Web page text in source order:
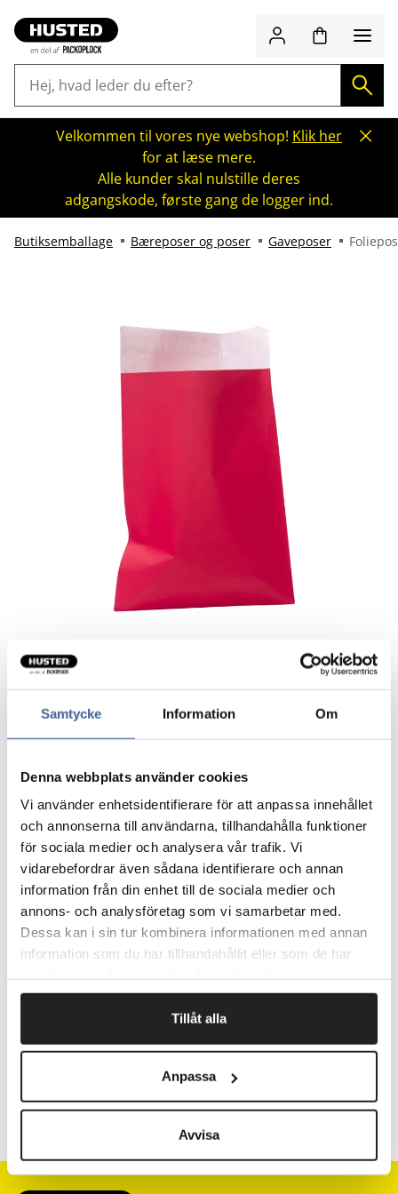
Samtycke Information Om
Denna webbplats använder cookies
Vi använder enhetsidentifierare för att anpassa innehållet
och annonserna till användarna, tillhandahålla funktioner
för sociala medier och analysera vår trafik. Vi
vidarebefordrar även sådana identifierare och annan
information från din enhet till de sociala medier och
annons- och analysföretag som vi samarbetar med.
Dessa kan i sin tur kombinera informationen med annan
information som du har tillhandahållit eller som de har
Tillåt alla
Anpassa
Avvisa
Velkommen til vores nye webshop! Klik her
for at læse mere.
Alle kunder skal nulstille deres
adgangskode, første gang de logger ind.
Butiksemballage Bæreposer og poser Gaveposer
Foliepose Mat Pearly med
tapelukning rød
Ensfarvet foliepose i mat farve.
Peel & Seal tapelukning.
Tykkelse 40 my.
Polypropylene.
Pris pr. pakke.
Fragtfrit når du handler for 1.900,-
Afsendelse samme dag ved bestilling
inden kl 10
101700 250 x 400